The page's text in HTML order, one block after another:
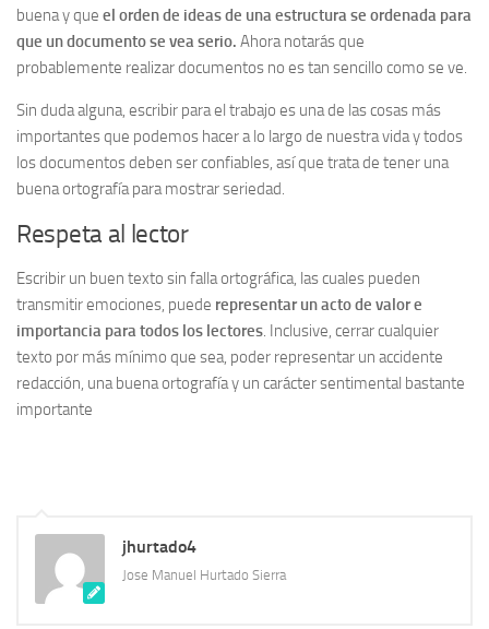
buena y que el orden de ideas de una estructura se ordenada para
que un documento se vea serio. Ahora notarás que
probablemente realizar documentos no es tan sencillo como se ve.
Sin duda alguna, escribir para el trabajo es una de las cosas más
importantes que podemos hacer a lo largo de nuestra vida y todos
los documentos deben ser confiables, así que trata de tener una
buena ortografía para mostrar seriedad.
Respeta al lector
Escribir un buen texto sin falla ortográfica, las cuales pueden
transmitir emociones, puede representar un acto de valor e
importancia para todos los lectores. Inclusive, cerrar cualquier
texto por más mínimo que sea, poder representar un accidente
redacción, una buena ortografía y un carácter sentimental bastante
importante
jhurtado4
Jose Manuel Hurtado Sierra